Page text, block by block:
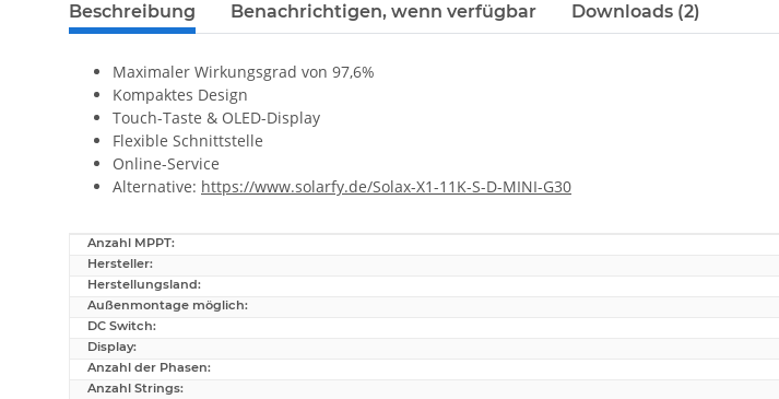
Beschreibung Benachrichtigen, wenn verfügbar Downloads (2)
Maximaler Wirkungsgrad von 97,6%
Kompaktes Design
Touch-Taste & OLED-Display
Flexible Schnittstelle
Online-Service
Alternative: https://www.solarfy.de/Solax-X1-11K-S-D-MINI-G30
Produkteigenschaft
Wert
Anzahl MPPT:
Hersteller:
Herstellungsland:
Außenmontage möglich:
DC Switch:
Display:
Anzahl der Phasen:
Anzahl Strings: